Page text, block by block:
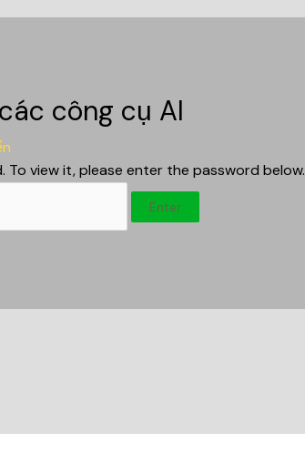
công cụ AI
view it, please enter the password below.